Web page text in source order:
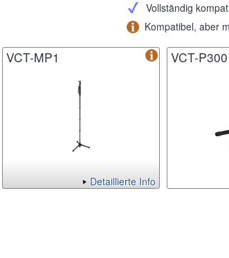
Vollständig
Kompatibel, aber
VCT-MP1
Detaillierte Info
VCT-P300